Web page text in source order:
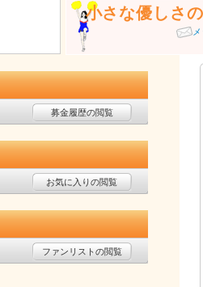
小さな優しさ
募金履歴の閲覧
お気に入りの閲覧
ファンリストの閲覧